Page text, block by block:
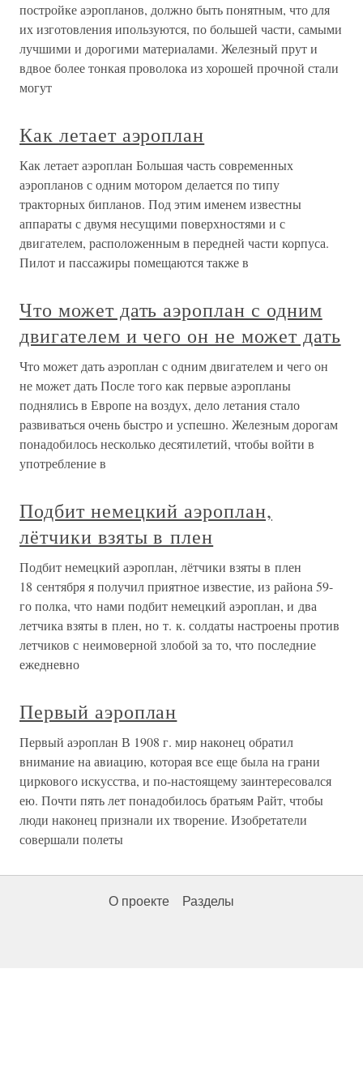
постройке аэропланов, должно быть понятным, что для
их изготовления ипользуются, по большей части, самыми
лучшими и дорогими материалами. Железный прут и
вдвое более тонкая проволока из хорошей прочной стали
могут
Как летает аэроплан
Как летает аэроплан Большая часть современных
аэропланов с одним мотором делается по типу
тракторных бипланов. Под этим именем известны
аппараты с двумя несущими поверхностями и с
двигателем, расположенным в передней части корпуса.
Пилот и пассажиры помещаются также в
Что может дать аэроплан с одним
двигателем и чего он не может дать
Что может дать аэроплан с одним двигателем и чего он
не может дать После того как первые аэропланы
поднялись в Европе на воздух, дело летания стало
развиваться очень быстро и успешно. Железным дорогам
понадобилось несколько десятилетий, чтобы войти в
употребление в
Подбит немецкий аэроплан,
лётчики взяты в плен
Подбит немецкий аэроплан, лётчики взяты в плен
18 сентября я получил приятное известие, из района 59-
го полка, что нами подбит немецкий аэроплан, и два
летчика взяты в плен, но т. к. солдаты настроены против
летчиков с неимоверной злобой за то, что последние
ежедневно
Первый аэроплан
Первый аэроплан В 1908 г. мир наконец обратил
внимание на авиацию, которая все еще была на грани
циркового искусства, и по-настоящему заинтересовался
ею. Почти пять лет понадобилось братьям Райт, чтобы
люди наконец признали их творение. Изобретатели
совершали полеты
О проекте Разделы